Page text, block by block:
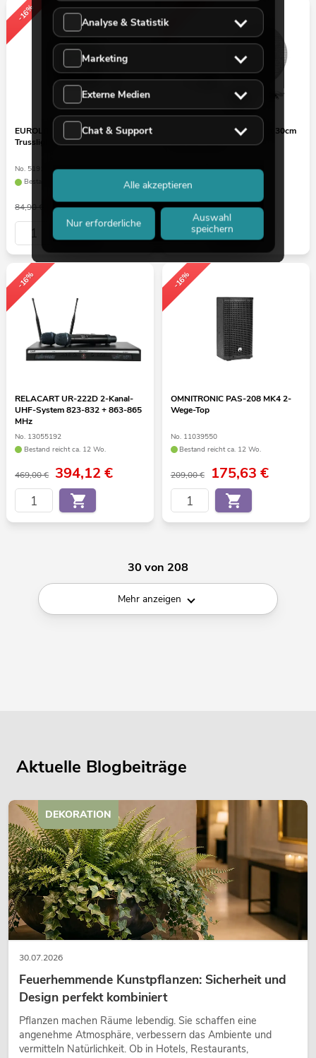
-16%
EUROLITE LED TL-3 RGB+UV
Trusslight
No. 51915445
Bestand reicht ca. 12 Wo.
84,90 € 71,34€
-39%
EUROLITE Spiegelkugelset 30cm
mit LED-Spot
No. 50101861
Bestand reicht ca. 10 Wo.
94,90 € 57,98€
-16%
RELACART UR-222D 2-Kanal-
UHF-System 823-832 + 863-865
MHz
No. 13055192
Bestand reicht ca. 12 Wo.
469,00 € 394,12€
-16%
OMNITRONIC PAS-208 MK4 2-
Wege-Top
No. 11039550
Bestand reicht ca. 12 Wo.
209,00 € 175,63 €
30 von 208
Mehr anzeigen
Aktuelle Blogbeiträge
30.07.2026
Feuerhemmende Kunstpflanzen: Sicherheit und
Design perfekt kombiniert
Pflanzen machen Räume lebendig. Sie schaffen eine
angenehme Atmosphäre, verbessern das Ambiente und
vermitteln Natürlichkeit. Ob in Hotels, Restaurants,
DEKORATION
Analyse & Statistik
Marketing
Externe Medien
Chat & Support
Nur erforderliche
Auswahl
speichern
Alle akzeptieren